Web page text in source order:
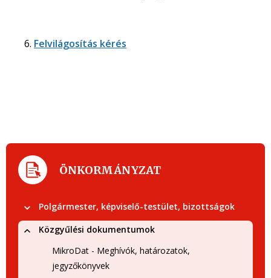
Felvilágosítás kérés
ÖNKORMÁNYZAT
Polgármester, képviselő-testület, bizottságok
Közgyűlési dokumentumok
MikroDat - Meghívók, határozatok,
jegyzőkönyvek